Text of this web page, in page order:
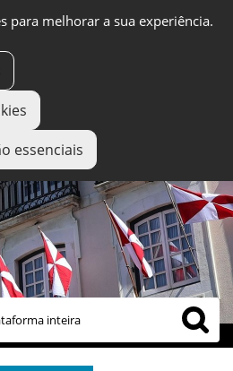
para melhorar a sua experiência.
essenciais